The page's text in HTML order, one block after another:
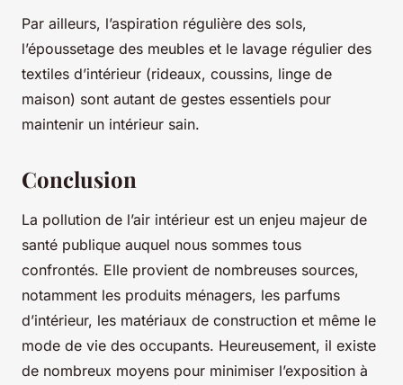
Par ailleurs, l’aspiration régulière des sols,
l’époussetage des meubles et le lavage régulier des
textiles d’intérieur (rideaux, coussins, linge de
maison) sont autant de gestes essentiels pour
maintenir un intérieur sain.
Conclusion
La pollution de l’air intérieur est un enjeu majeur de
santé publique auquel nous sommes tous
confrontés. Elle provient de nombreuses sources,
notamment les produits ménagers, les parfums
d’intérieur, les matériaux de construction et même le
mode de vie des occupants. Heureusement, il existe
de nombreux moyens pour minimiser l’exposition à